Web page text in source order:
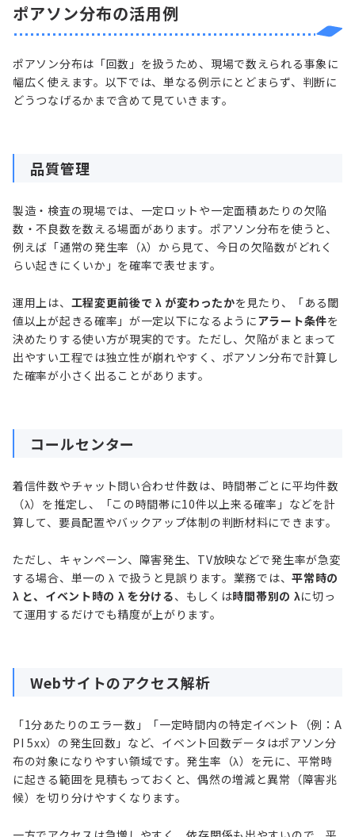
ポアソン分布の活用例
ポアソン分布は「回数」を扱うため、現場で数えられる事象に
幅広く使えます。以下では、単なる例示にとどまらず、判断に
どうつなげるかまで含めて見ていきます。
品質管理
製造・検査の現場では、一定ロットや一定面積あたりの欠陥
数・不良数を数える場面があります。ポアソン分布を使うと、
例えば「通常の発生率（λ）から見て、今日の欠陥数がどれく
らい起きにくいか」を確率で表せます。
運用上は、 工程変更前後で λ が変わったかを見たり、「ある閾
値以上が起きる確率」が一定以下になるようにアラート条件を
決めたりする使い方が現実的です。ただし、欠陥がまとまって
出やすい工程では独立性が崩れやすく、ポアソン分布で計算し
た確率が小さく出ることがあります。
コールセンター
着信件数やチャット問い合わせ件数は、時間帯ごとに平均件数
（λ）を推定し、「この時間帯に10件以上来る確率」などを計
算して、要員配置やバックアップ体制の判断材料にできます。
ただし、キャンペーン、障害発生、TV放映などで発生率が急変
する場合、単一の λ で扱うと見誤ります。業務では、平常時の
λ と、イベント時の λ を分ける、もしくは時間帯別の λに切っ
て運用するだけでも精度が上がります。
Webサイトのアクセス解析
「1分あたりのエラー数」「一定時間内の特定イベント（例：A
PI 5xx）の発生回数」など、イベント回数データはポアソン分
布の対象になりやすい領域です。発生率（λ）を元に、平常時
に起きる範囲を見積もっておくと、偶然の増減と異常（障害兆
候）を切り分けやすくなります。